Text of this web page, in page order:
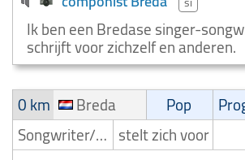
Ik ben een Bredase singer-
schrijft voor zichzelf en anderen.
0 km
Breda Pop
Songwriter/Componist stelt zich voor